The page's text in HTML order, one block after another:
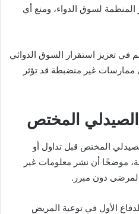
المنظمة لسوق الدواء، ومنع أي
في تعزيز استقرار السوق الدوائي
غير منضبطة قد تؤثر
الصيدلي المختص
المختص قبل تداول أو
موضحًا أن نشر معلومات غير
المرضى دون مبرر.
الأول في توعية المريض